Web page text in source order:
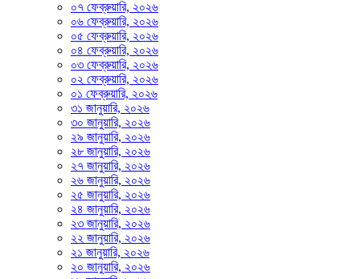
০৭ ফেব্রুয়ারি, ২০২৬
০৬ ফেব্রুয়ারি, ২০২৬
০৫ ফেব্রুয়ারি, ২০২৬
০৪ ফেব্রুয়ারি, ২০২৬
০৩ ফেব্রুয়ারি, ২০২৬
০২ ফেব্রুয়ারি, ২০২৬
০১ ফেব্রুয়ারি, ২০২৬
৩১ জানুয়ারি, ২০২৬
৩০ জানুয়ারি, ২০২৬
২৯ জানুয়ারি, ২০২৬
২৮ জানুয়ারি, ২০২৬
২৭ জানুয়ারি, ২০২৬
২৬ জানুয়ারি, ২০২৬
২৫ জানুয়ারি, ২০২৬
২৪ জানুয়ারি, ২০২৬
২৩ জানুয়ারি, ২০২৬
২২ জানুয়ারি, ২০২৬
২১ জানুয়ারি, ২০২৬
২০ জানুয়ারি, ২০২৬